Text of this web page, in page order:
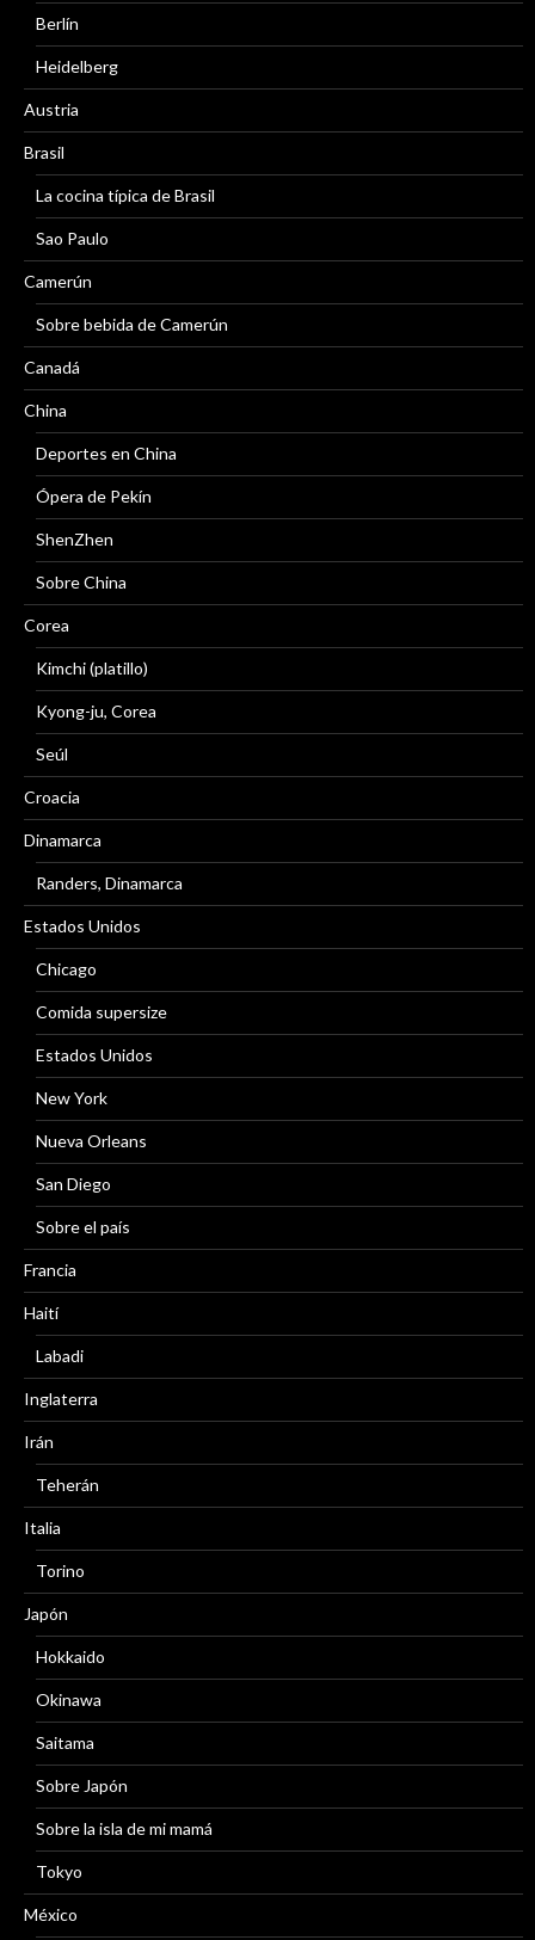
Berlín
Heidelberg
Austria
Brasil
La cocina típica de Brasil
Sao Paulo
Camerún
Sobre bebida de Camerún
Canadá
China
Deportes en China
Ópera de Pekín
ShenZhen
Sobre China
Corea
Kimchi (platillo)
Kyong-ju, Corea
Seúl
Croacia
Dinamarca
Randers, Dinamarca
Estados Unidos
Chicago
Comida supersize
Estados Unidos
New York
Nueva Orleans
San Diego
Sobre el país
Francia
Haití
Labadi
Inglaterra
Irán
Teherán
Italia
Torino
Japón
Hokkaido
Okinawa
Saitama
Sobre Japón
Sobre la isla de mi mamá
Tokyo
México